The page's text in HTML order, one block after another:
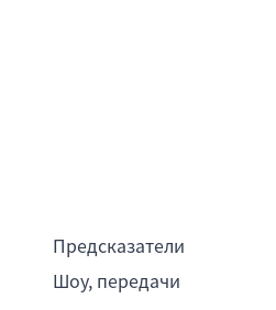
Предсказатели
Шоу, передачи